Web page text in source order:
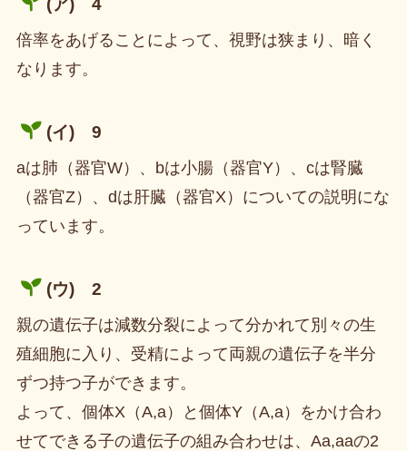
(ア) 4
倍率をあげることによって、視野は狭まり、暗く
なります。
(イ) 9
aは肺（器官W）、bは小腸（器官Y）、cは腎臓
（器官Z）、dは肝臓（器官X）についての説明にな
っています。
(ウ) 2
親の遺伝子は減数分裂によって分かれて別々の生
殖細胞に入り、受精によって両親の遺伝子を半分
ずつ持つ子ができます。
よって、個体X（A,a）と個体Y（A,a）をかけ合わ
せてできる子の遺伝子の組み合わせは、Aa,aaの2